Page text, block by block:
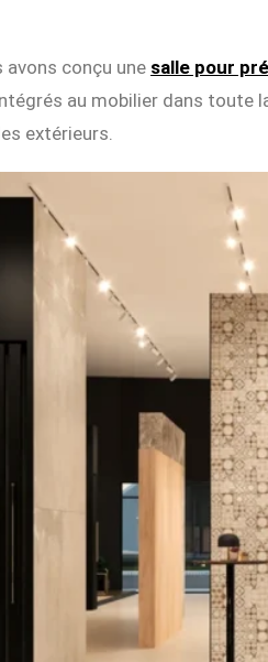
avons conçu une salle pour
au mobilier dans toute
extérieurs.